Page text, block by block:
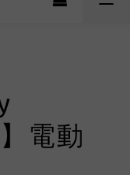
FPS將於
11:00 暫停交易
】| 買滿
90080】
電動